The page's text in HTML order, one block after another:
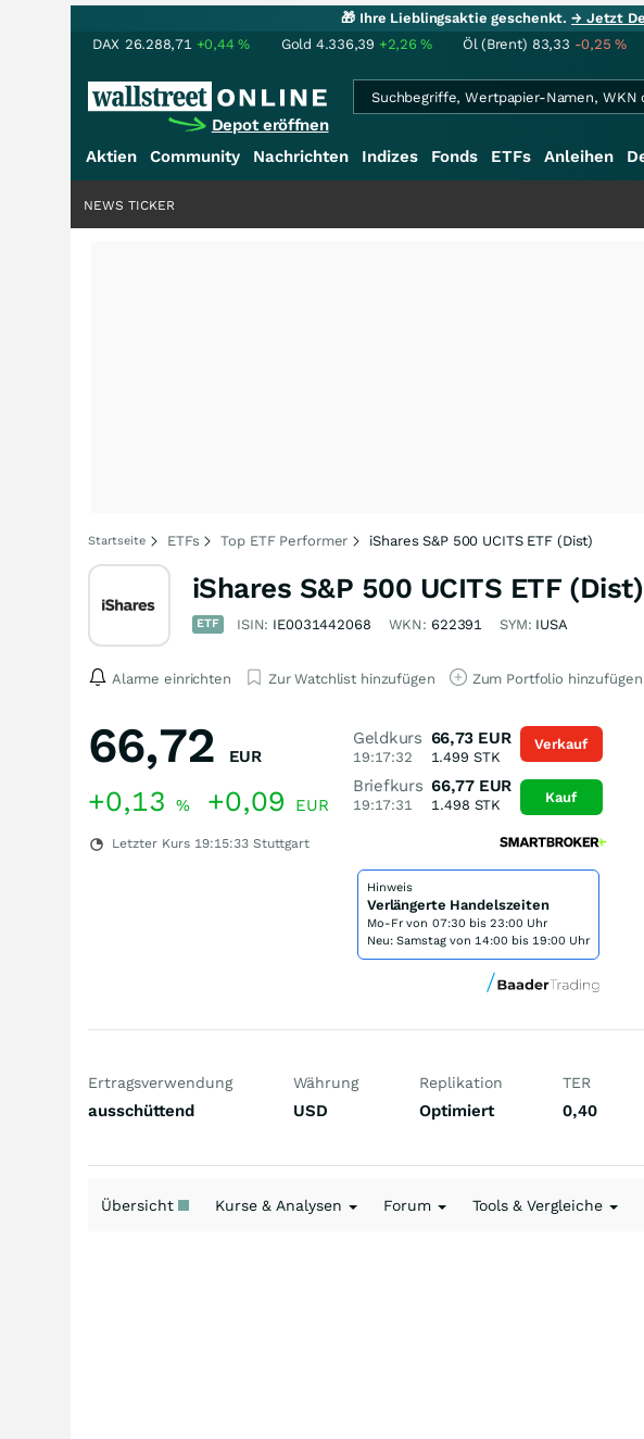
🎁 Ihre Lieblingsaktie geschenkt.→ Jetzt
DAX 26.288,71 +0,44% Gold 4.336,39 +2,26% Öl (Brent) 83,33 -0,25%
Depot eröffnen
Aktien Community Nachrichten Indizes Fonds ETFs Anleihen
NEWS TICKER
Startseite ETFs Top ETF Performer iShares S&P 500 UCITS ETF (Dist)
iShares S&P 500 UCITS ETF (Dist)
ETF ISIN: IE0031442068 WKN: 622391 SYM: IUSA
Alarme einrichten Zur Watchlist hinzufügen Zum Portfolio hinzufügen
66,72 EUR
+0,13 % +0,09 EUR
Letzter Kurs 19:15:33 Stuttgart
Geldkurs
19:17:32
66,73 EUR
1.499 STK
Briefkurs
19:17:31
66,77 EUR
1.498 STK
Verkauf
Kauf
Hinweis
Verlängerte Handelszeiten
Mo-Fr von 07:30 bis 23:00 Uhr
Neu: Samstag von 14:00 bis 19:00 Uhr
Ertragsverwendung
ausschüttend
Währung
USD
Replikation
Optimiert
TER
0,40
Übersicht Kurse & Analysen Forum Tools & Vergleiche